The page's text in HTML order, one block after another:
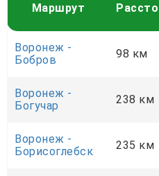
Маршрут
Воронеж -
Бобров
98 км
Воронеж -
Богучар
238 км
Воронеж -
Борисоглебск
235 км